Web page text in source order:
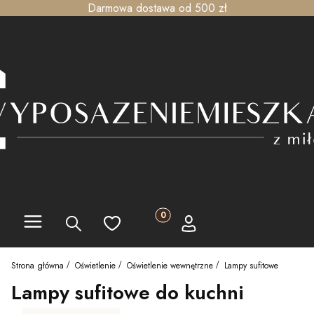
Darmowa dostawa od 500 zł
Menu Szukaj Ulubione Produkty w koszyku: 0. Zobacz
Koszyk Zaloguj się
Strona główna Oświetlenie Oświetlenie wewnętrzne Lampy sufitowe
Lampy sufitowe do kuchni